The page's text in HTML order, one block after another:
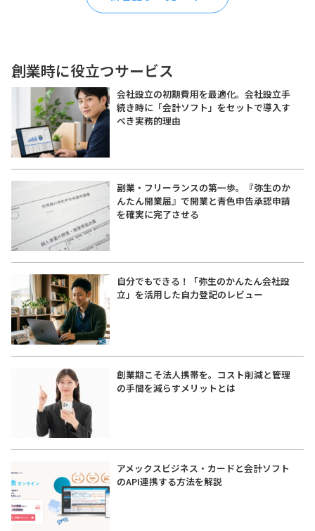
創業時に役立つサービス
会社設立の初期費用を最適化。会社設立手
続き時に「会計ソフト」をセットで導入す
べき実務的理由
副業・フリーランスの第一歩。『弥生のか
んたん開業届』で開業と青色申告承認申請
を確実に完了させる
自分でもできる！「弥生のかんたん会社設
立」を活用した自力登記のレビュー
創業期こそ法人携帯を。コスト削減と管理
の手間を減らすメリットとは
アメックスビジネス・カードと会計ソフト
のAPI連携する方法を解説